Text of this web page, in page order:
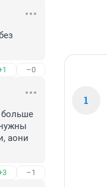
–0
больше
аони
–1
1